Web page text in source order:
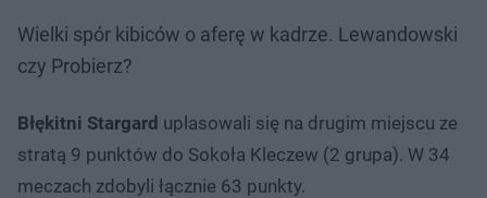
Wielki spór kibiców o aferę w kadrze. Lewandowski
czy Probierz?
Błękitni Stargard uplasowali się na drugim miejscu ze
stratą 9 punktów do Sokoła Kleczew (2 grupa). W 34
meczach zdobyli łącznie 63 punkty.